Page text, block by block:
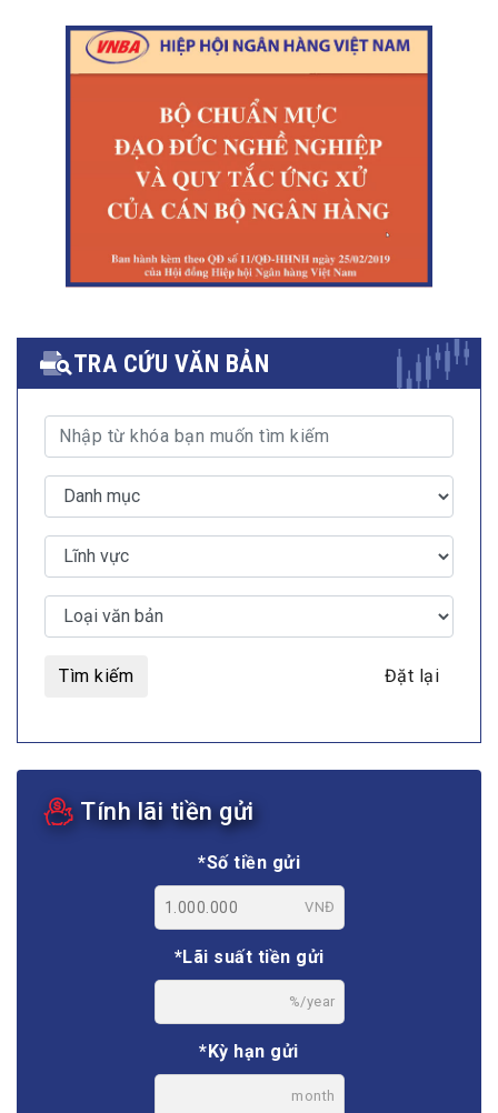
TRA CỨU VĂN BẢN
Tìm kiếm Đặt lại
Tính lãi tiền gửi
*Số tiền gửi
VNĐ
*Lãi suất tiền gửi
%/year
*Kỳ hạn gửi
month